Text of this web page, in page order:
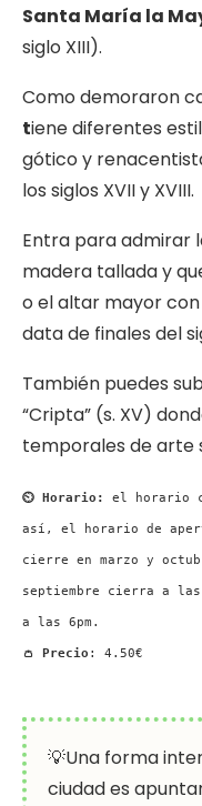
Santa María la
siglo XIII).
Como demoraron
tiene diferentes
gótico y
los siglos XVII y XVIII.
Entra para admirar
madera tallada y
o el altar mayor
data de finales del
También puedes
“Cripta” (s. XV)
temporales de arte
⏲ Horario: el horario
así, el horario de
cierre en marzo y
septiembre cierra a
a las 6pm.
👛 Precio : 4.50€
💡Una forma
ciudad es